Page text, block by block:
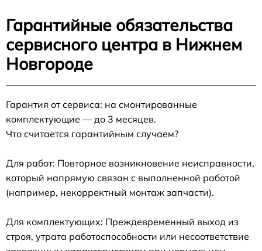
Гарантийные обязательства
сервисного центра в Нижнем
Новгороде
Гарантия от сервиса: на смонтированные
комплектующие — до 3 месяцев.
Что считается гарантийным случаем?
Для работ: Повторное возникновение неисправности,
который напрямую связан с выполненной работой
(например, некорректный монтаж запчасти).
Для комплектующих: Преждевременный выход из
строя, утрата работоспособности или несоответствие